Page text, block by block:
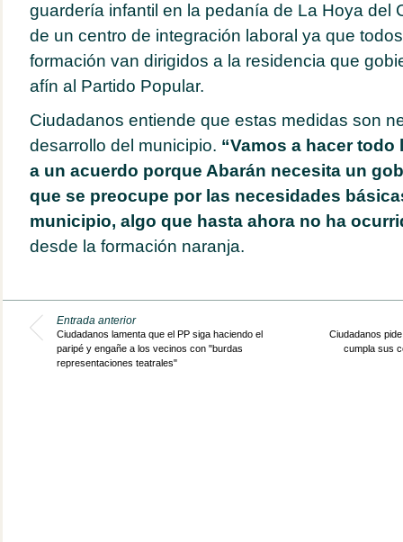
guardería infantil en la pedanía de La Hoya del
de un centro de integración laboral ya que
formación van dirigidos a la residencia que
afín al Partido Popular.
Ciudadanos entiende que estas medidas son
desarrollo del municipio. “Vamos a hacer
a un acuerdo porque Abarán necesita un
que se preocupe por las necesidades
municipio, algo que hasta ahora no ha
desde la formación naranja.
Entrada anterior
Ciudadanos lamenta que el PP siga haciendo el
paripé y engañe a los vecinos con "burdas
representaciones teatrales"
Ciudadanos
cumpla sus